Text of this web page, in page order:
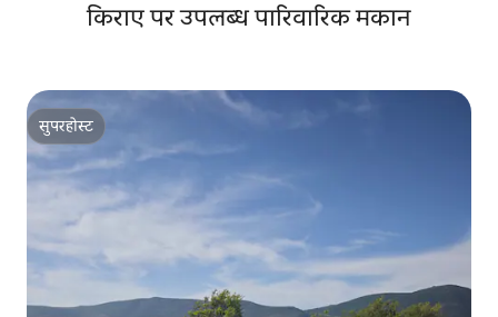
किराए पर उपलब्ध पारिवारिक मकान
सुपरहोस्ट
सुपरहोस्ट